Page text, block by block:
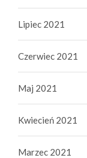
Lipiec 2021
Czerwiec 2021
Maj 2021
Kwiecień 2021
Marzec 2021